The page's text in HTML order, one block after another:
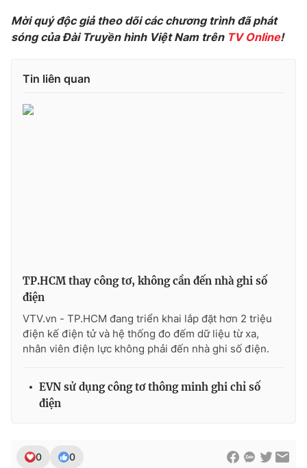
Hitech Công nghệ tương lai
Sản phẩm
Thị trường
Giao lưu trực tuyến
Chuyên mục khác
VTV Sức khoẻ
Thị trường 24h Tấm lòng Việt
VTV4 Vươn mình bằng AI
Liên hệ tòa soạn
Mời quý độc giả theo dõi các chương trình đã phát
sóng của Đài Truyền hình Việt Nam trên TV Online!
Tin liên quan
TP.HCM thay công tơ, không cần đến nhà ghi số
điện
VTV.vn - TP.HCM đang triển khai lắp đặt hơn 2 triệu
điện kế điện tử và hệ thống đo đếm dữ liệu từ xa,
nhân viên điện lực không phải đến nhà ghi số điện.
EVN sử dụng công tơ thông minh ghi chỉ số
điện
0 0